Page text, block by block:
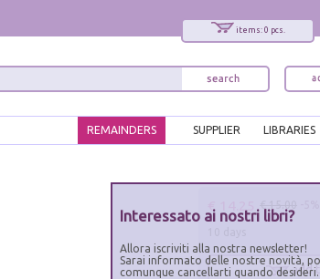
items: 0 pcs.
LIBRARIES
SUPPLIER
REMAINDERS
€ 14.25
add
Interessato ai nostri libri?
Allora iscriviti alla nostra newsletter!
Sarai informato delle nostre novità,
comunque cancellarti quando desideri.